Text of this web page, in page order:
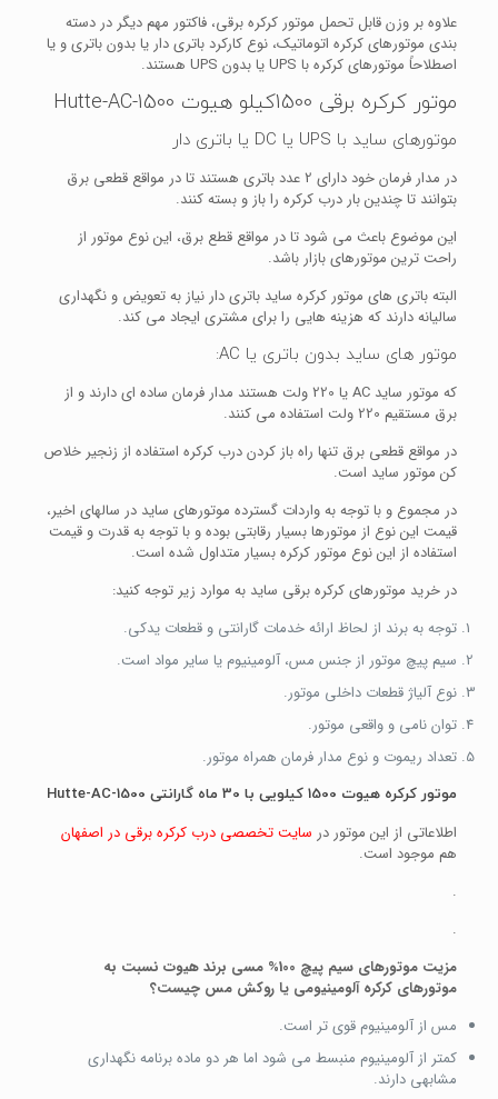
علاوه بر وزن قابل تحمل موتور کرکره برقی، فاکتور مهم دیگر در دسته
بندی موتورهای کرکره اتوماتیک، نوع کارکرد باتری دار یا بدون باتری و یا
اصطلاحاً موتورهای کرکره با UPS یا بدون UPS هستند.
موتور کرکره برقی 1500کیلو هیوت Hutte-AC-1500
موتورهای ساید با UPS یا DC یا باتری دار
در مدار فرمان خود دارای 2 عدد باتری هستند تا در مواقع قطعی برق
بتوانند تا چندین بار درب کرکره را باز و بسته کنند.
این موضوع باعث می شود تا در مواقع قطع برق، این نوع موتور از
راحت ترین موتورهای بازار باشد.
البته باتری های موتور کرکره ساید باتری دار نیاز به تعویض و نگهداری
سالیانه دارند که هزینه هایی را برای مشتری ایجاد می کند.
موتور های ساید بدون باتری یا AC:
که موتور ساید AC یا 220 ولت هستند مدار فرمان ساده ای دارند و از
برق مستقیم 220 ولت استفاده می کنند.
در مواقع قطعی برق تنها راه باز کردن درب کرکره استفاده از زنجیر خلاص
کن موتور ساید است.
در مجموع و با توجه به واردات گسترده موتورهای ساید در سالهای اخیر،
قیمت این نوع از موتورها بسیار رقابتی بوده و با توجه به قدرت و قیمت
استفاده از این نوع موتور کرکره بسیار متداول شده است.
در خرید موتورهای کرکره برقی ساید به موارد زیر توجه کنید:
توجه به برند از لحاظ ارائه خدمات گارانتی و قطعات یدکی.
سیم پیچ موتور از جنس مس، آلومینیوم یا سایر مواد است.
نوع آلیاژ قطعات داخلی موتور.
توان نامی و واقعی موتور.
تعداد ریموت و نوع مدار فرمان همراه موتور.
موتور کرکره هیوت 1500 کیلویی با 30 ماه گارانتی Hutte-AC-1500
اطلاعاتی از این موتور در سایت تخصصی درب کرکره برقی در اصفهان
هم موجود است.
.
.
مزیت موتورهای سیم پیچ 100% مسی برند هیوت نسبت به
موتورهای کرکره آلومینیومی یا روکش مس چیست؟
مس از آلومینیوم قوی تر است.
کمتر از آلومینیوم منبسط می شود اما هر دو ماده برنامه نگهداری
مشابهی دارند.